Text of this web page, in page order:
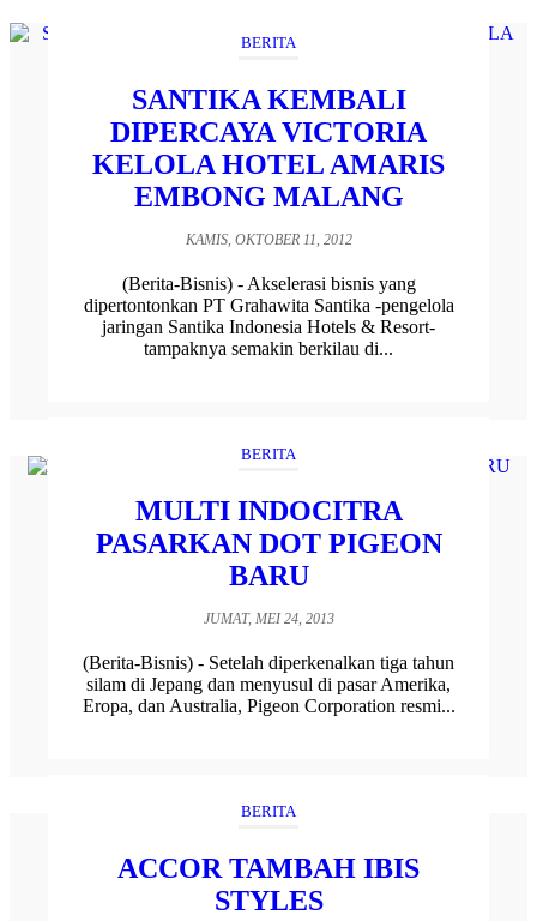
BERITA
SANTIKA KEMBALI
DIPERCAYA VICTORIA
KELOLA HOTEL AMARIS
EMBONG MALANG
KAMIS, OKTOBER 11, 2012
(Berita-Bisnis) - Akselerasi bisnis yang
dipertontonkan PT Grahawita Santika -pengelola
jaringan Santika Indonesia Hotels & Resort-
tampaknya semakin berkilau di...
BERITA
MULTI INDOCITRA
PASARKAN DOT PIGEON
BARU
JUMAT, MEI 24, 2013
(Berita-Bisnis) - Setelah diperkenalkan tiga tahun
silam di Jepang dan menyusul di pasar Amerika,
Eropa, dan Australia, Pigeon Corporation resmi...
BERITA
ACCOR TAMBAH IBIS
STYLES